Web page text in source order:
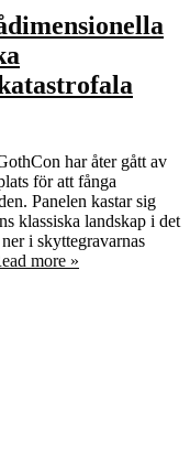
har åter gått av
för att fånga
Panelen kastar sig
klassiska landskap i det
i skyttegravarnas
more »